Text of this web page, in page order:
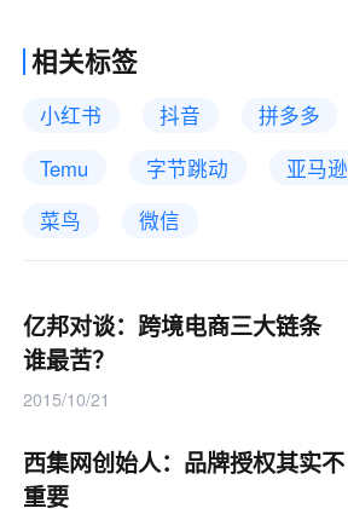
相关标签
小红书 抖音 拼多多
Temu
字节跳动 亚马逊
菜鸟
微信
亿邦对谈：跨境电商三大链条
谁最苦？
2015/10/21
西集网创始人：品牌授权其实不
重要